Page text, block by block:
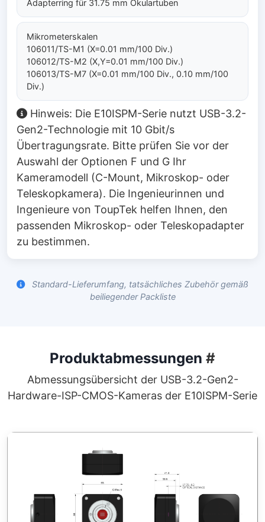
Adapterring für 31.75 mm Okulartuben
Mikrometerskalen
106011/TS-M1 (X=0.01 mm/100 Div.)
106012/TS-M2 (X,Y=0.01 mm/100 Div.)
106013/TS-M7 (X=0.01 mm/100 Div., 0.10 mm/100
Div.)
Hinweis: Die E10ISPM-Serie nutzt USB-3.2-
Gen2-Technologie mit 10 Gbit/s
Übertragungsrate. Bitte prüfen Sie vor der
Auswahl der Optionen F und G Ihr
Kameramodell (C-Mount, Mikroskop- oder
Teleskopkamera). Die Ingenieurinnen und
Ingenieure von ToupTek helfen Ihnen, den
passenden Mikroskop- oder Teleskopadapter
zu bestimmen.
Standard-Lieferumfang, tatsächliches Zubehör gemäß
beiliegender Packliste
Produktabmessungen #
Abmessungsübersicht der USB-3.2-Gen2-
Hardware-ISP-CMOS-Kameras der E10ISPM-Serie